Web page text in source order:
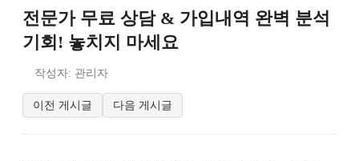
전문가 무료 상담 & 가입내역 완벽 분석
기회! 놓치지 마세요
작성자: 관리자
이전 게시글 다음 게시글